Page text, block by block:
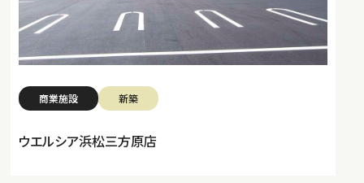
商業施設 新築
ウエルシア浜松三方原店